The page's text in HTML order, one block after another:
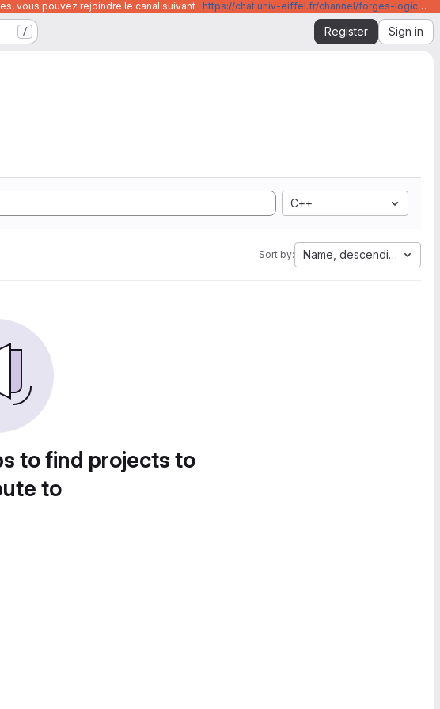
vous pouvez rejoindre le canal suivant : https://chat.univ-eiffel.fr/channel/forges-logicielles-github-et-gitlab-universite-gustave-eiffel
/ Register Sign in
C++
Sort by: Name, descending
to find projects to
to